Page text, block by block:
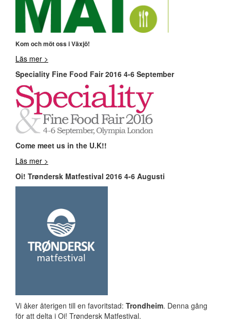
Kom och möt oss i Växjö!
Läs mer >
Speciality Fine Food Fair 2016 4-6 September
Come meet us in the U.K!!
Läs mer >
Oi! Trøndersk Matfestival 2016 4-6 Augusti
Vi åker återigen till en favoritstad: Trondheim. Denna gång
för att delta i Oi! Trøndersk Matfestival.